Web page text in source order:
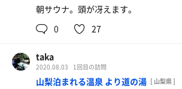
朝サウナ。頭が冴えます。
0
27
taka
2020.08.03 1回目の訪問
山梨泊まれる温泉 より道の湯 [ 山梨県 ]